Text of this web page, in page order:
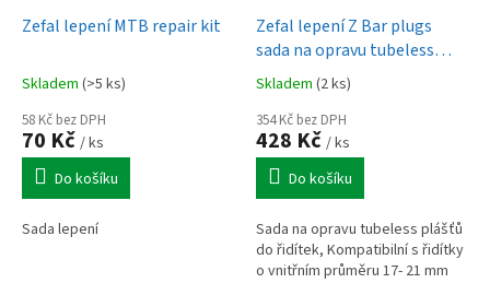
Zefal lepení MTB repair kit
Skladem (>5 ks)
58 Kč bez DPH
70 Kč / ks
Do košíku
Sada lepení
Zefal lepení Z Bar plugs
sada na opravu tubeless
plášťů do řidítek
Skladem (2 ks)
354 Kč bez DPH
428 Kč / ks
Do košíku
Sada na opravu tubeless plášťů
do řidítek, Kompatibilní s řidítky
o vnitřním průměru 17- 21 mm